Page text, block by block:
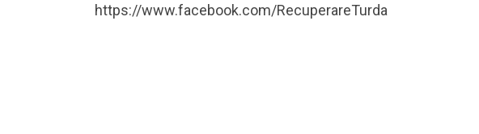
https://www.facebook.com/RecuperareTurda